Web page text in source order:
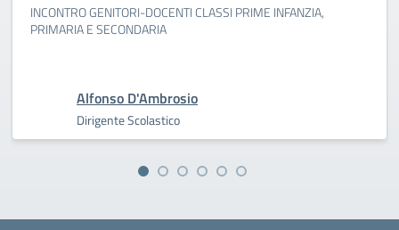
INCONTRO GENITORI-DOCENTI CLASSI PRIME INFANZIA,
PRIMARIA E SECONDARIA
Alfonso D'Ambrosio
Dirigente Scolastico